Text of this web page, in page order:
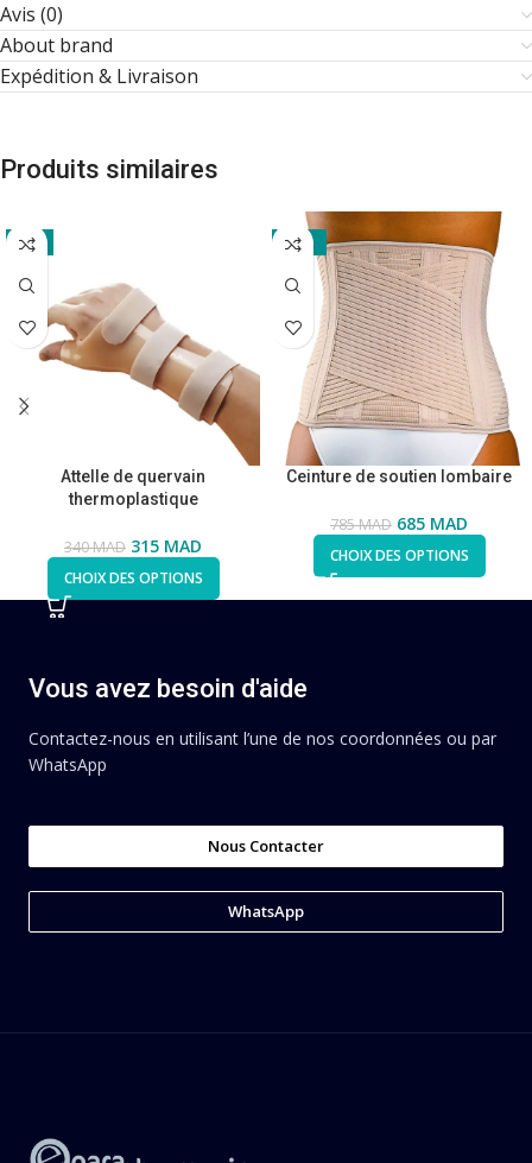
Avis (0)
About brand
Expédition & Livraison
Produits similaires
-7%
Attelle de quervain
thermoplastique
340MAD 315 MAD
CHOIX DES OPTIONS
-13%
Ceinture de soutien lombaire
785MAD 685 MAD
CHOIX DES OPTIONS
Vous avez besoin d'aide
Contactez-nous en utilisant l’une de nos coordonnées ou par
WhatsApp
Nous Contacter
WhatsApp